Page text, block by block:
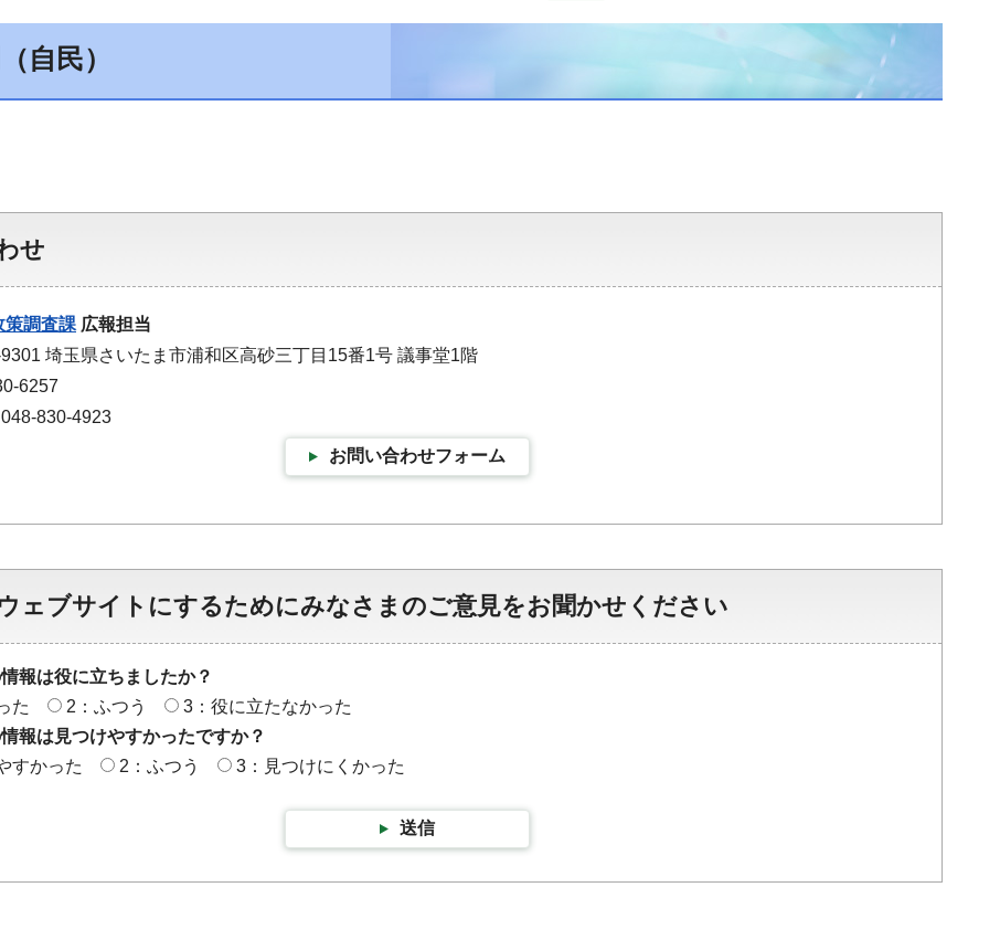
自民）
せ
策調査課 広報担当
埼玉県さいたま市浦和区高砂三丁目15番1号 議事堂1階
6257
830-4923
お問い合わせフォーム
ェブサイトにするためにみなさまのご意見をお聞かせください
報は役に立ちましたか？
た
2：ふつう
3：役に立たなかった
報は見つけやすかったですか？
すかった
2：ふつう 3：見つけにくかった
送信